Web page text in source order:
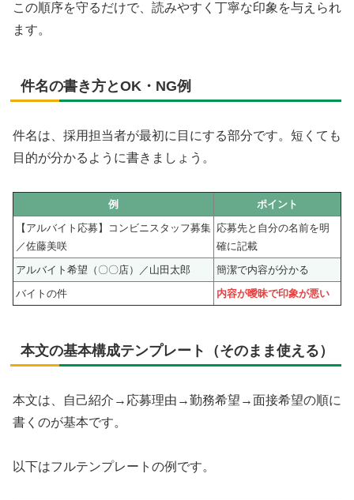
この順序を守るだけで、読みやすく丁寧な印象を与えられ
ます。
件名の書き方とOK・NG例
件名は、採用担当者が最初に目にする部分です。短くても
目的が分かるように書きましょう。
例
ポイント
【アルバイト応募】コンビニスタッフ募集
／佐藤美咲
応募先と自分の名前を明
確に記載
アルバイト希望（〇〇店）／山田太郎
簡潔で内容が分かる
バイトの件
内容が曖昧で印象が悪い
本文の基本構成テンプレート（そのまま使える）
本文は、自己紹介→応募理由→勤務希望→面接希望の順に
書くのが基本です。
以下はフルテンプレートの例です。